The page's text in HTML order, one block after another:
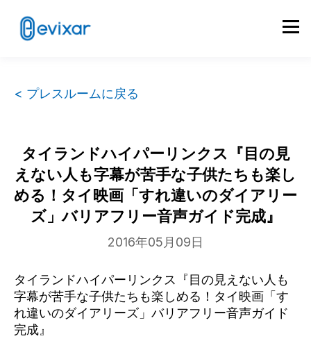
< プレスルームに戻る
タイランドハイパーリンクス『目の見
えない人も字幕が苦手な子供たちも楽し
める！タイ映画「すれ違いのダイアリー
ズ」バリアフリー音声ガイド完成』
2016年05月09日
タイランドハイパーリンクス『目の見えない人も
字幕が苦手な子供たちも楽しめる！タイ映画「す
れ違いのダイアリーズ」バリアフリー音声ガイド
完成』